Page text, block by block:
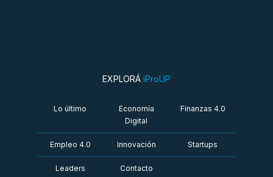
EXPLORÁ iProUP
Lo último
Economía
Digital
Finanzas 4.0
Empleo 4.0 Innovación Startups
Leaders Contacto